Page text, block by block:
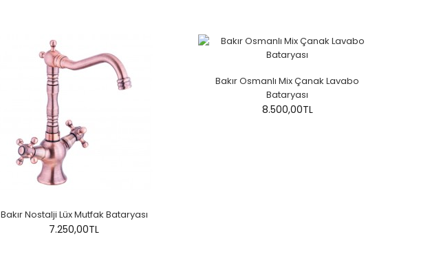
Bakır Nostalji Lüx Mutfak Bataryası
7.250,00TL
Bakır Osmanlı Mix Çanak Lavabo
Bataryası
8.500,00TL